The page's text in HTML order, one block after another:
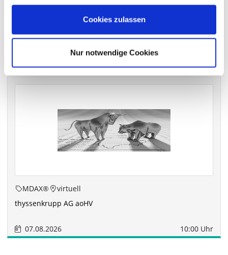
gesammelt haben.
Cookies zulassen
Nur notwendige Cookies
archiv.hauptversammlung.de
Die nächsten Termine
MDAX®
virtuell
thyssenkrupp AG aoHV
07.08.2026 10:00 Uhr